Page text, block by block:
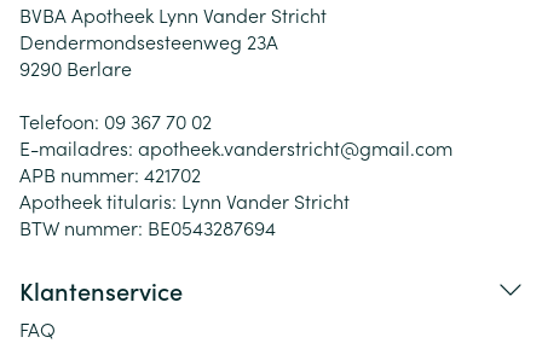
BVBA Apotheek Lynn Vander Stricht
Dendermondsesteenweg 23A
9290 Berlare
Telefoon: 09 367 70 02
E-mailadres: apotheek.vanderstricht@gmail.com
APB nummer: 421702
Apotheek titularis: Lynn Vander Stricht
BTW nummer: BE0543287694
Klantenservice
FAQ